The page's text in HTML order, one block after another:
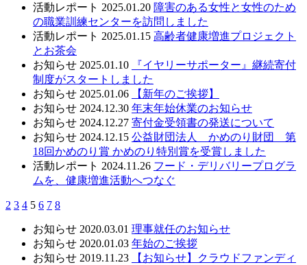
活動レポート 2025.01.20 障害のある女性と女性のため
の職業訓練センターを訪問しました
活動レポート 2025.01.15 高齢者健康増進プロジェクト
とお茶会
お知らせ 2025.01.10
『イヤリーサポーター』継続寄付
制度がスタートしました
お知らせ 2025.01.06
【新年のご挨拶】
お知らせ 2024.12.30 年末年始休業のお知らせ
お知らせ 2024.12.27 寄付金受領書の発送について
お知らせ 2024.12.15 公益財団法人 かめのり財団 第
18回かめのり賞 かめのり特別賞を受賞しました
活動レポート 2024.11.26 フード・デリバリープログラ
ムを、健康増進活動へつなぐ
2 3 4 5 6 7 8
お知らせ 2020.03.01 理事就任のお知らせ
お知らせ 2020.01.03 年始のご挨拶
お知らせ 2019.11.23
【お知らせ】クラウドファンディ